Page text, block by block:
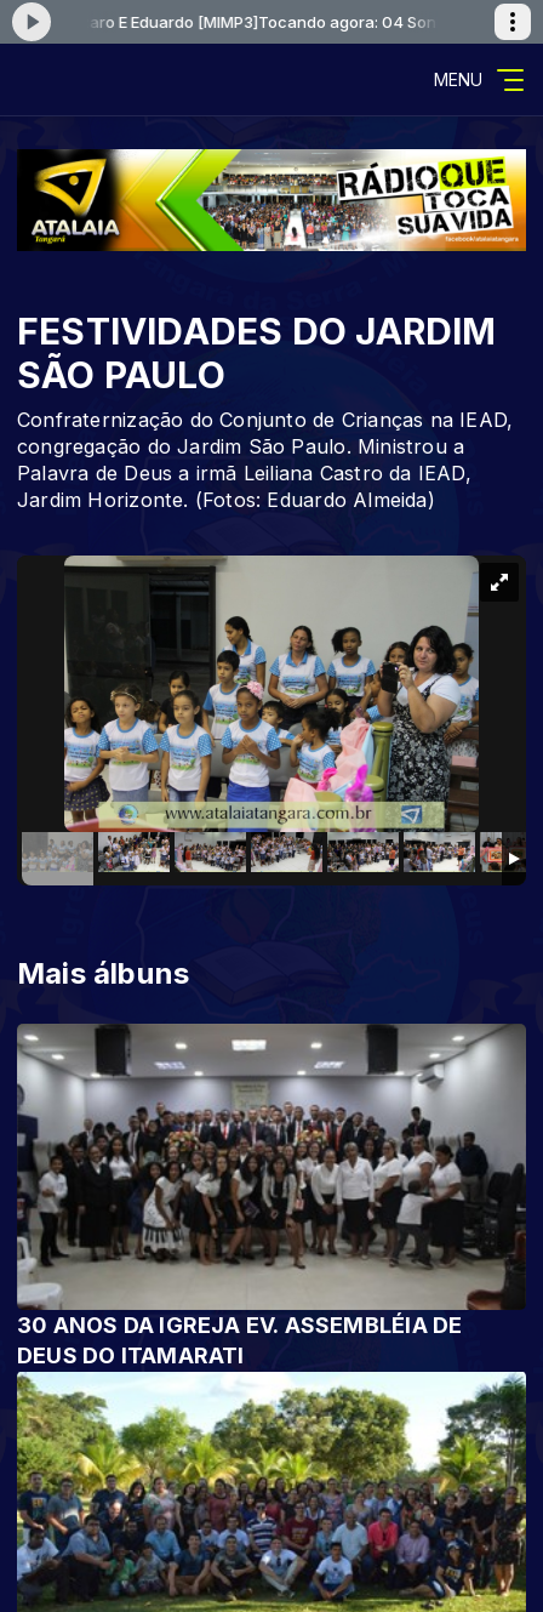
Lazaro E Eduardo [MIMP3]Tocando agora: 04 Sonho Voz Lazaro E
MENU
FESTIVIDADES DO JARDIM
SÃO PAULO
Confraternização do Conjunto de Crianças na IEAD,
congregação do Jardim São Paulo. Ministrou a
Palavra de Deus a irmã Leiliana Castro da IEAD,
Jardim Horizonte. (Fotos: Eduardo Almeida)
Mais álbuns
30 ANOS DA IGREJA EV. ASSEMBLÉIA DE
DEUS DO ITAMARATI